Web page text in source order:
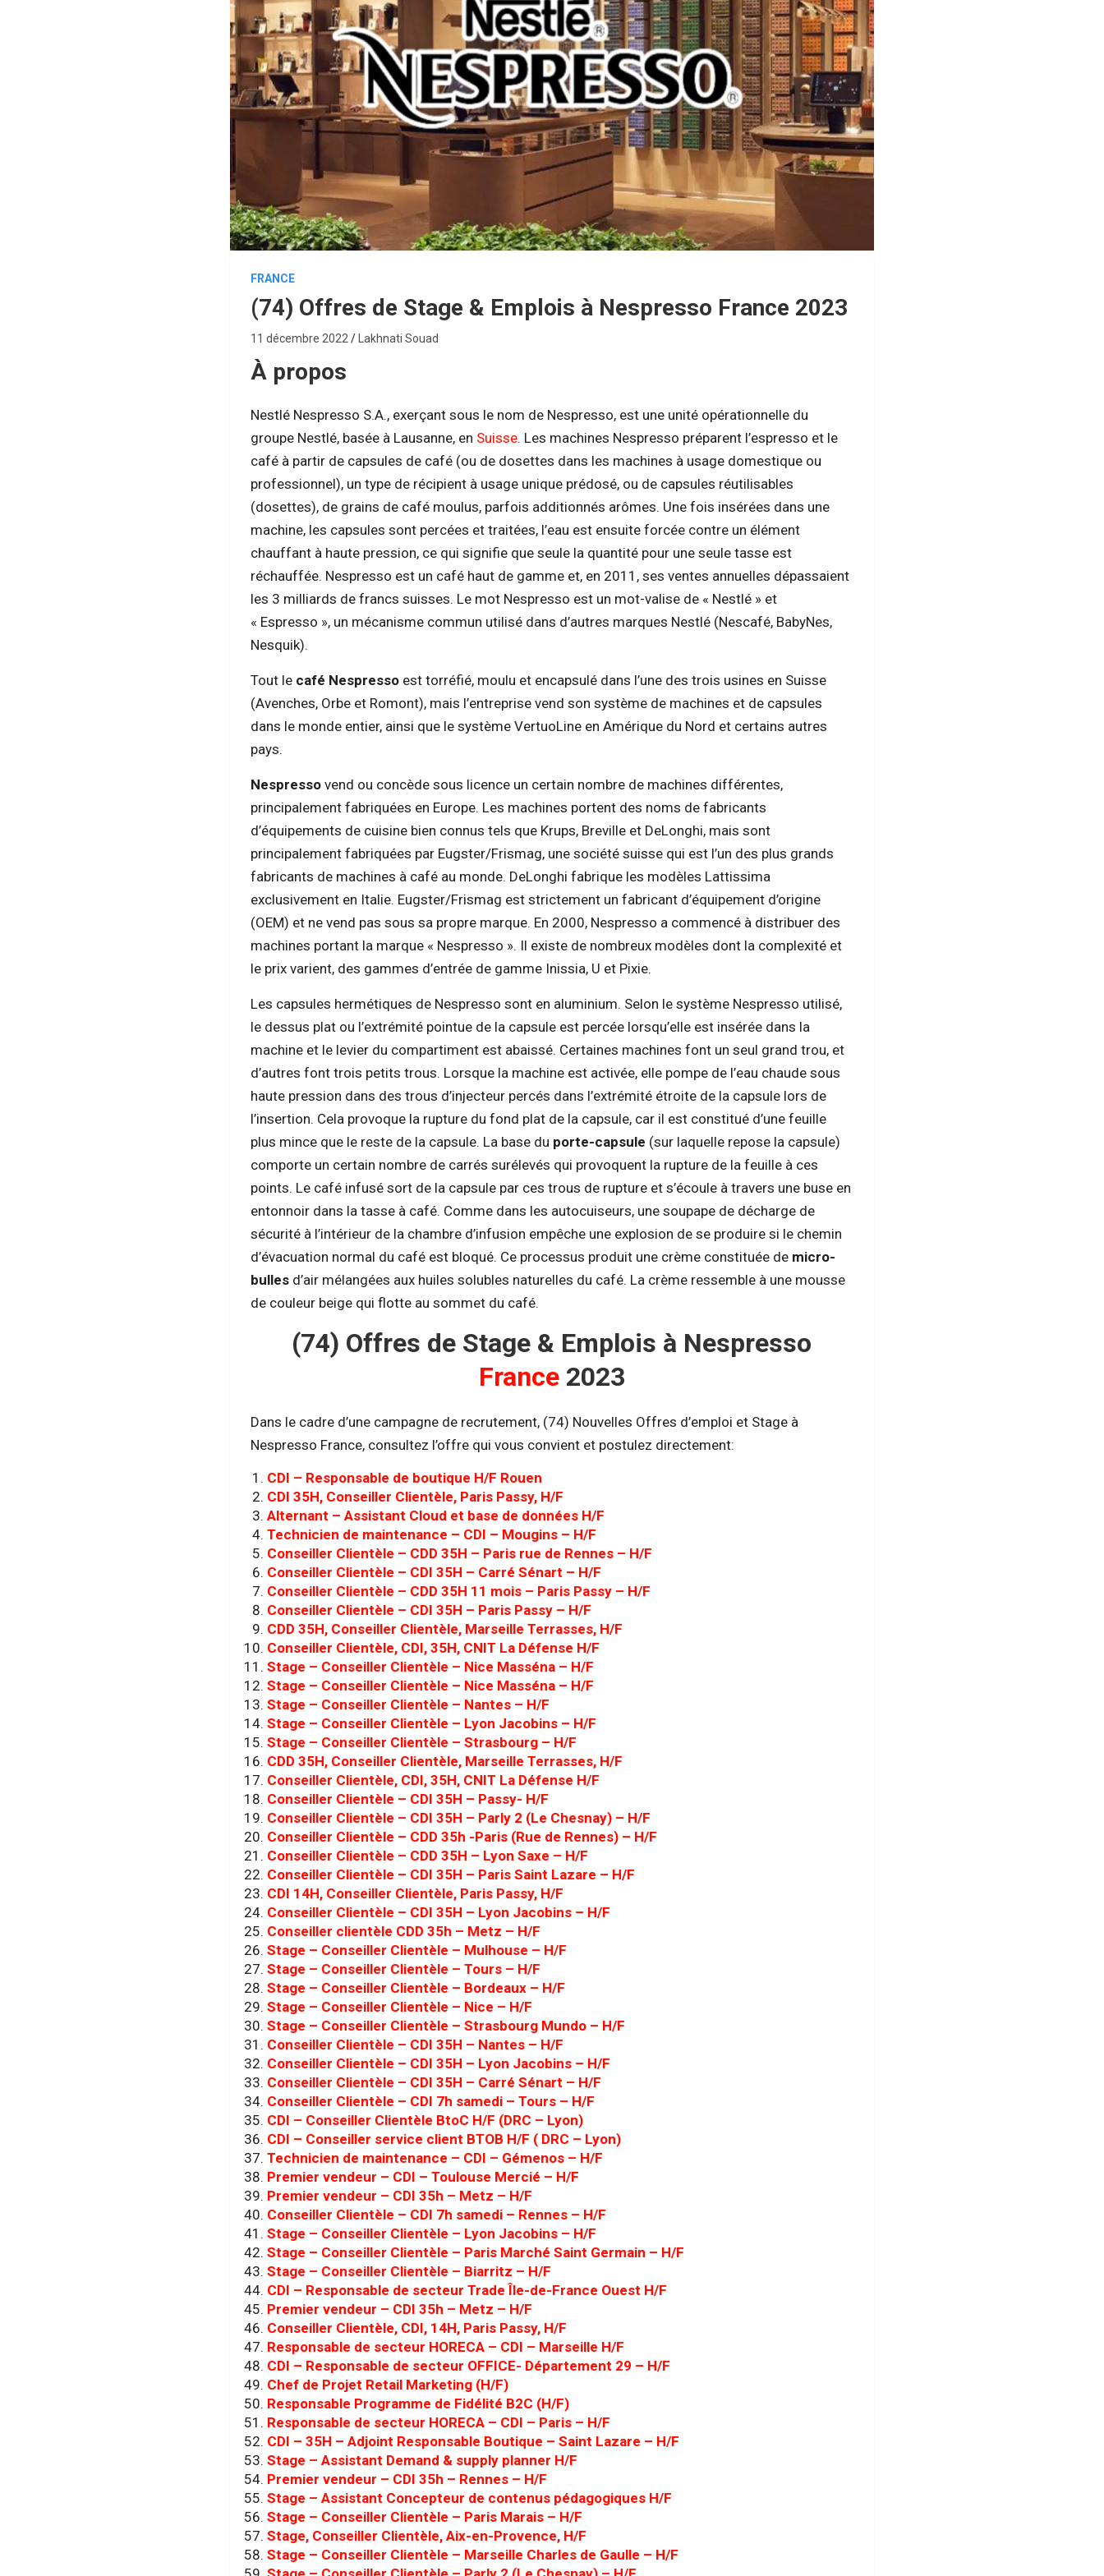
FRANCE
(74) Offres de Stage & Emplois à Nespresso France 2023
11 décembre 2022 Lakhnati Souad
À propos
Nestlé Nespresso S.A., exerçant sous le nom de Nespresso, est une unité opérationnelle du
groupe Nestlé, basée à Lausanne, en Suisse. Les machines Nespresso préparent l’espresso et le
café à partir de capsules de café (ou de dosettes dans les machines à usage domestique ou
professionnel), un type de récipient à usage unique prédosé, ou de capsules réutilisables
(dosettes), de grains de café moulus, parfois additionnés arômes. Une fois insérées dans une
machine, les capsules sont percées et traitées, l’eau est ensuite forcée contre un élément
chauffant à haute pression, ce qui signifie que seule la quantité pour une seule tasse est
réchauffée. Nespresso est un café haut de gamme et, en 2011, ses ventes annuelles dépassaient
les 3 milliards de francs suisses. Le mot Nespresso est un mot-valise de « Nestlé » et
« Espresso », un mécanisme commun utilisé dans d’autres marques Nestlé (Nescafé, BabyNes,
Nesquik).
Tout le café Nespresso est torréfié, moulu et encapsulé dans l’une des trois usines en Suisse
(Avenches, Orbe et Romont), mais l’entreprise vend son système de machines et de capsules
dans le monde entier, ainsi que le système VertuoLine en Amérique du Nord et certains autres
pays.
Nespressovend ou concède sous licence un certain nombre de machines différentes,
principalement fabriquées en Europe. Les machines portent des noms de fabricants
d’équipements de cuisine bien connus tels que Krups, Breville et DeLonghi, mais sont
principalement fabriquées par Eugster/Frismag, une société suisse qui est l’un des plus grands
fabricants de machines à café au monde. DeLonghi fabrique les modèles Lattissima
exclusivement en Italie. Eugster/Frismag est strictement un fabricant d’équipement d’origine
(OEM) et ne vend pas sous sa propre marque. En 2000, Nespresso a commencé à distribuer des
machines portant la marque « Nespresso ». Il existe de nombreux modèles dont la complexité et
le prix varient, des gammes d’entrée de gamme Inissia, U et Pixie.
Les capsules hermétiques de Nespresso sont en aluminium. Selon le système Nespresso utilisé,
le dessus plat ou l’extrémité pointue de la capsule est percée lorsqu’elle est insérée dans la
machine et le levier du compartiment est abaissé. Certaines machines font un seul grand trou, et
d’autres font trois petits trous. Lorsque la machine est activée, elle pompe de l’eau chaude sous
haute pression dans des trous d’injecteur percés dans l’extrémité étroite de la capsule lors de
l’insertion. Cela provoque la rupture du fond plat de la capsule, car il est constitué d’une feuille
plus mince que le reste de la capsule. La base du porte-capsule (sur laquelle repose la capsule)
comporte un certain nombre de carrés surélevés qui provoquent la rupture de la feuille à ces
points. Le café infusé sort de la capsule par ces trous de rupture et s’écoule à travers une buse en
entonnoir dans la tasse à café. Comme dans les autocuiseurs, une soupape de décharge de
sécurité à l’intérieur de la chambre d’infusion empêche une explosion de se produire si le chemin
d’évacuation normal du café est bloqué. Ce processus produit une crème constituée de micro-
bulles d’air mélangées aux huiles solubles naturelles du café. La crème ressemble à une mousse
de couleur beige qui flotte au sommet du café.
(74) Offres de Stage & Emplois à Nespresso
France2023
Dans le cadre d’une campagne de recrutement, (74) Nouvelles Offres d’emploi et Stage à
Nespresso France, consultez l’offre qui vous convient et postulez directement:
CDI – Responsable de boutique H/F Rouen
CDI 35H, Conseiller Clientèle, Paris Passy, H/F
Alternant – Assistant Cloud et base de données H/F
Technicien de maintenance – CDI – Mougins – H/F
Conseiller Clientèle – CDD 35H – Paris rue de Rennes – H/F
Conseiller Clientèle – CDI 35H – Carré Sénart – H/F
Conseiller Clientèle – CDD 35H 11 mois – Paris Passy – H/F
Conseiller Clientèle – CDI 35H – Paris Passy – H/F
CDD 35H, Conseiller Clientèle, Marseille Terrasses, H/F
Conseiller Clientèle, CDI, 35H, CNIT La Défense H/F
Stage – Conseiller Clientèle – Nice Masséna – H/F
Stage – Conseiller Clientèle – Nice Masséna – H/F
Stage – Conseiller Clientèle – Nantes – H/F
Stage – Conseiller Clientèle – Lyon Jacobins – H/F
Stage – Conseiller Clientèle – Strasbourg – H/F
CDD 35H, Conseiller Clientèle, Marseille Terrasses, H/F
Conseiller Clientèle, CDI, 35H, CNIT La Défense H/F
Conseiller Clientèle – CDI 35H – Passy- H/F
Conseiller Clientèle – CDI 35H – Parly 2 (Le Chesnay) – H/F
Conseiller Clientèle – CDD 35h -Paris (Rue de Rennes) – H/F
Conseiller Clientèle – CDD 35H – Lyon Saxe – H/F
Conseiller Clientèle – CDI 35H – Paris Saint Lazare – H/F
CDI 14H, Conseiller Clientèle, Paris Passy, H/F
Conseiller Clientèle – CDI 35H – Lyon Jacobins – H/F
Conseiller clientèle CDD 35h – Metz – H/F
Stage – Conseiller Clientèle – Mulhouse – H/F
Stage – Conseiller Clientèle – Tours – H/F
Stage – Conseiller Clientèle – Bordeaux – H/F
Stage – Conseiller Clientèle – Nice – H/F
Stage – Conseiller Clientèle – Strasbourg Mundo – H/F
Conseiller Clientèle – CDI 35H – Nantes – H/F
Conseiller Clientèle – CDI 35H – Lyon Jacobins – H/F
Conseiller Clientèle – CDI 35H – Carré Sénart – H/F
Conseiller Clientèle – CDI 7h samedi – Tours – H/F
CDI – Conseiller Clientèle BtoC H/F (DRC – Lyon)
CDI – Conseiller service client BTOB H/F ( DRC – Lyon)
Technicien de maintenance – CDI – Gémenos – H/F
Premier vendeur – CDI – Toulouse Mercié – H/F
Premier vendeur – CDI 35h – Metz – H/F
Conseiller Clientèle – CDI 7h samedi – Rennes – H/F
Stage – Conseiller Clientèle – Lyon Jacobins – H/F
Stage – Conseiller Clientèle – Paris Marché Saint Germain – H/F
Stage – Conseiller Clientèle – Biarritz – H/F
CDI – Responsable de secteur Trade Île-de-France Ouest H/F
Premier vendeur – CDI 35h – Metz – H/F
Conseiller Clientèle, CDI, 14H, Paris Passy, H/F
Responsable de secteur HORECA – CDI – Marseille H/F
CDI – Responsable de secteur OFFICE- Département 29 – H/F
Chef de Projet Retail Marketing (H/F)
Responsable Programme de Fidélité B2C (H/F)
Responsable de secteur HORECA – CDI – Paris – H/F
CDI – 35H – Adjoint Responsable Boutique – Saint Lazare – H/F
Stage – Assistant Demand & supply planner H/F
Premier vendeur – CDI 35h – Rennes – H/F
Stage – Assistant Concepteur de contenus pédagogiques H/F
Stage – Conseiller Clientèle – Paris Marais – H/F
Stage, Conseiller Clientèle, Aix-en-Provence, H/F
Stage – Conseiller Clientèle – Marseille Charles de Gaulle – H/F